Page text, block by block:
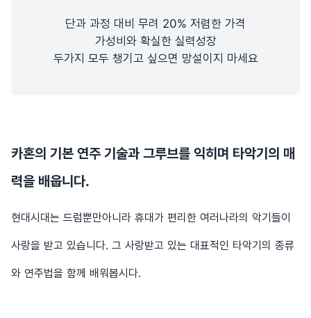
단과 과정 대비 무려 20% 저렴한 가격
가성비와 확실한 실력성장
두가지 모두 챙기고 싶으면 망설이지 마세요
카혼의 기본 연주 기술과 그루브를 익히며 타악기의 매
력을 배웁니다.
현대시대는 드럼뿐만아니라 휴대가 편리한 여러나라의 악기들이
사랑을 받고 있습니다. 그 사랑받고 있는 대표적인 타악기의 종류
와 연주법을 함께 배워봅시다.